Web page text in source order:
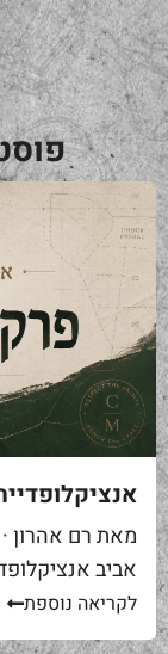
אנציקלופדיית
מאת רם אהרון
סיפור. אתם
לקריאה נוספת